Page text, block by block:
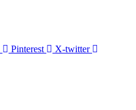
Pinterest
X-twitter